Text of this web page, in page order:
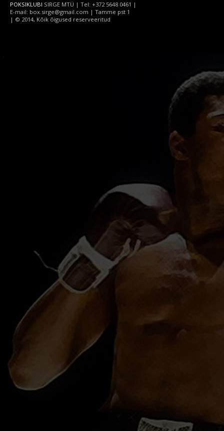
POKSIKLUBI SIRGE MTÜ | Tel: +372 5648 0461 |
E-mail: box.sirge@gmail.com | Tamme pst 1
| © 2014, Kõik õigused reserveeritud